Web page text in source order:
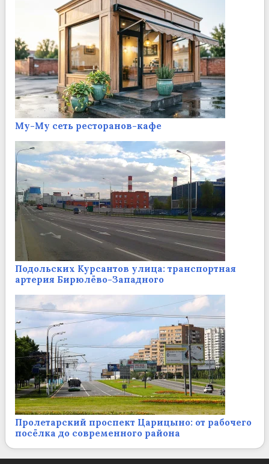
Му-Му сеть ресторанов-кафе
Подольских Курсантов улица: транспортная
артерия Бирюлёво-Западного
Пролетарский проспект Царицыно: от рабочего
посёлка до современного района